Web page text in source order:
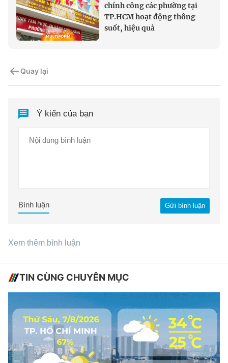
chính công các phường tại
TP.HCM hoạt động thông
suốt, hiệu quả
Quay lại
Ý kiến của bạn
Gửi bình luận
Bình luận
Xem thêm bình luận
TIN CÙNG CHUYÊN MỤC